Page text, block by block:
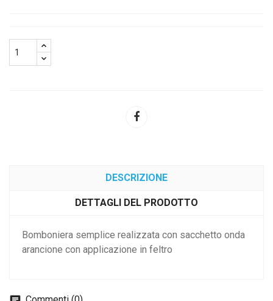
DESCRIZIONE
DETTAGLI DEL PRODOTTO
Bomboniera semplice realizzata con sacchetto onda
arancione con applicazione in feltro